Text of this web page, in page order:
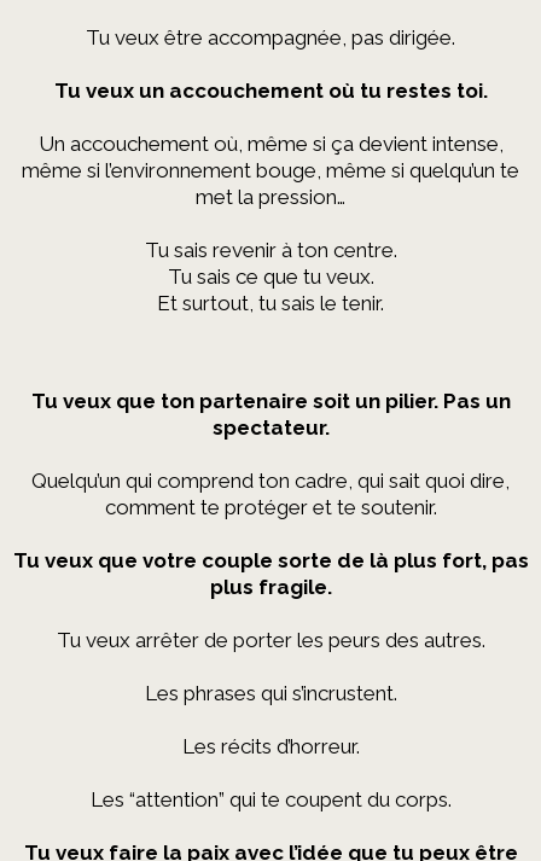
Tu veux être accompagnée, pas dirigée.
Tu veux un accouchement où tu restes toi.
Un accouchement où, même si ça devient intense,
même si l’environnement bouge, même si quelqu’un te
met la pression…
Tu sais revenir à ton centre.
Tu sais ce que tu veux.
Et surtout, tu sais le tenir.
Tu veux que ton partenaire soit un pilier. Pas un
spectateur.
Quelqu’un qui comprend ton cadre, qui sait quoi dire,
comment te protéger et te soutenir.
Tu veux que votre couple sorte de là plus fort, pas
plus fragile.
Tu veux arrêter de porter les peurs des autres.
Les phrases qui s’incrustent.
Les récits d’horreur.
Les “attention” qui te coupent du corps.
Tu veux faire la paix avec l’idée que tu peux être